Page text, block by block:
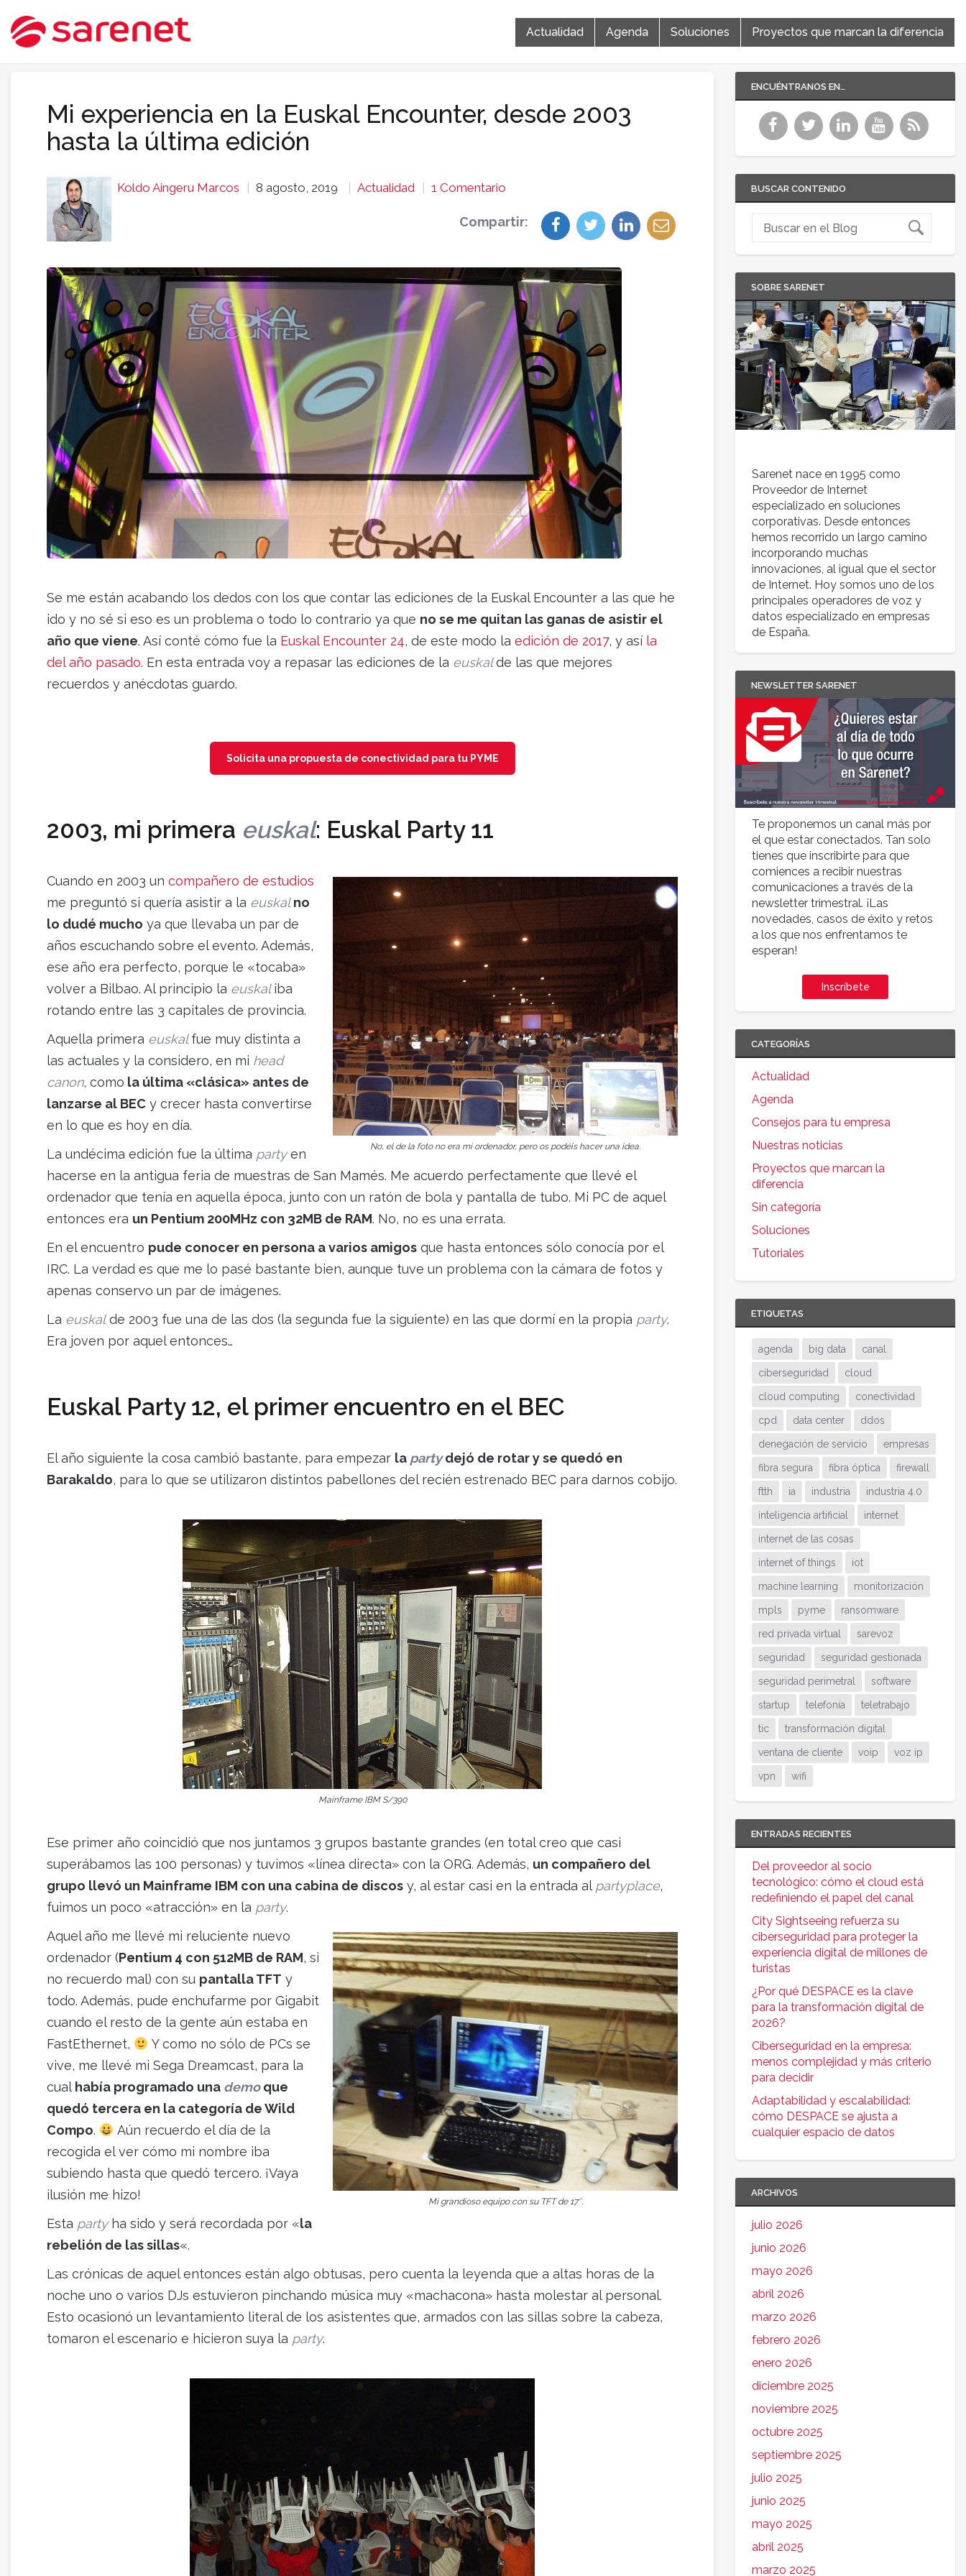
Actualidad Agenda Soluciones Proyectos que marcan la diferencia
Mi experiencia en la Euskal Encounter, desde 2003
hasta la última edición
Koldo Aingeru Marcos 8 agosto, 2019 Actualidad 1 Comentario
Compartir:
Se me están acabando los dedos con los que contar las ediciones de la Euskal Encounter a las que he
ido y no sé si eso es un problema o todo lo contrario ya que no se me quitan las ganas de asistir el
año que viene. Así conté cómo fue la Euskal Encounter 24, de este modo la edición de 2017, y así la
del año pasado. En esta entrada voy a repasar las ediciones de la euskalde las que mejores
recuerdos y anécdotas guardo.
Solicita una propuesta de conectividad para tu PYME
2003, mi primera euskal: Euskal Party 11
No, el de la foto no era mi ordenador, pero os podéis hacer una idea.
Cuando en 2003 un compañero de estudios
me preguntó si quería asistir a la euskalno
lo dudé mucho ya que llevaba un par de
años escuchando sobre el evento. Además,
ese año era perfecto, porque le «tocaba»
volver a Bilbao. Al principio la euskaliba
rotando entre las 3 capitales de provincia.
Aquella primera euskalfue muy distinta a
las actuales y la considero, en mi head
canon, como la última «clásica» antes de
lanzarse al BEC y crecer hasta convertirse
en lo que es hoy en día.
La undécima edición fue la última partyen
hacerse en la antigua feria de muestras de San Mamés. Me acuerdo perfectamente que llevé el
ordenador que tenía en aquella época, junto con un ratón de bola y pantalla de tubo. Mi PC de aquel
entonces era un Pentium 200MHz con 32MB de RAM. No, no es una errata.
En el encuentro pude conocer en persona a varios amigos que hasta entonces sólo conocía por el
IRC. La verdad es que me lo pasé bastante bien, aunque tuve un problema con la cámara de fotos y
apenas conservo un par de imágenes.
La euskalde 2003 fue una de las dos (la segunda fue la siguiente) en las que dormí en la propia party.
Era joven por aquel entonces…
Euskal Party 12, el primer encuentro en el BEC
El año siguiente la cosa cambió bastante, para empezar la partydejó de rotar y se quedó en
Barakaldo, para lo que se utilizaron distintos pabellones del recién estrenado BEC para darnos cobijo.
Mainframe IBM S/390
Ese primer año coincidió que nos juntamos 3 grupos bastante grandes (en total creo que casi
superábamos las 100 personas) y tuvimos «línea directa» con la ORG. Además, un compañero del
grupo llevó un Mainframe IBM con una cabina de discos y, al estar casi en la entrada al partyplace,
fuimos un poco «atracción» en la party.
Mi grandioso equipo con su TFT de 17″.
Aquel año me llevé mi reluciente nuevo
ordenador (Pentium 4 con 512MB de RAM, si
no recuerdo mal) con su pantalla TFT y
todo. Además, pude enchufarme por Gigabit
cuando el resto de la gente aún estaba en
FastEthernet,
Y como no sólo de PCs se
vive, me llevé mi Sega Dreamcast, para la
cual había programado una demoque
quedó tercera en la categoría de Wild
Compo.
Aún recuerdo el día de la
recogida el ver cómo mi nombre iba
subiendo hasta que quedó tercero. ¡Vaya
ilusión me hizo!
Esta partyha sido y será recordada por «la
rebelión de las sillas«.
Las crónicas de aquel entonces están algo obtusas, pero cuenta la leyenda que a altas horas de la
noche uno o varios DJs estuvieron pinchando música muy «machacona» hasta molestar al personal.
Esto ocasionó un levantamiento literal de los asistentes que, armados con las sillas sobre la cabeza,
tomaron el escenario e hicieron suya la party.
ENCUÉNTRANOS EN…
BUSCAR CONTENIDO
SOBRE SARENET
Sarenet nace en 1995 como
Proveedor de Internet
especializado en soluciones
corporativas. Desde entonces
hemos recorrido un largo camino
incorporando muchas
innovaciones, al igual que el sector
de Internet. Hoy somos uno de los
principales operadores de voz y
datos especializado en empresas
de España.
NEWSLETTER SARENET
Te proponemos un canal más por
el que estar conectados. Tan solo
tienes que inscribirte para que
comiences a recibir nuestras
comunicaciones a través de la
newsletter trimestral. ¡Las
novedades, casos de éxito y retos
a los que nos enfrentamos te
esperan!
Inscríbete
CATEGORÍAS
Actualidad
Agenda
Consejos para tu empresa
Nuestras noticias
Proyectos que marcan la
diferencia
Sin categoría
Soluciones
Tutoriales
ETIQUETAS
agenda big data canal
ciberseguridad cloud
cloud computing conectividad
cpd data center ddos
denegación de servicio empresas
fibra segura fibra óptica firewall
ftth ia industria industria 4.0
inteligencia artificial internet
internet de las cosas
internet of things iot
machine learning monitorización
mpls pyme ransomware
red privada virtual sarevoz
seguridad seguridad gestionada
seguridad perimetral software
startup telefonía teletrabajo
tic transformación digital
ventana de cliente voip voz ip
vpn wifi
ENTRADAS RECIENTES
Del proveedor al socio
tecnológico: cómo el cloud está
redefiniendo el papel del canal
City Sightseeing refuerza su
ciberseguridad para proteger la
experiencia digital de millones de
turistas
¿Por qué DESPACE es la clave
para la transformación digital de
2026?
Ciberseguridad en la empresa:
menos complejidad y más criterio
para decidir
Adaptabilidad y escalabilidad:
cómo DESPACE se ajusta a
cualquier espacio de datos
ARCHIVOS
julio 2026
junio 2026
mayo 2026
abril 2026
marzo 2026
febrero 2026
enero 2026
diciembre 2025
noviembre 2025
octubre 2025
septiembre 2025
julio 2025
junio 2025
mayo 2025
abril 2025
marzo 2025